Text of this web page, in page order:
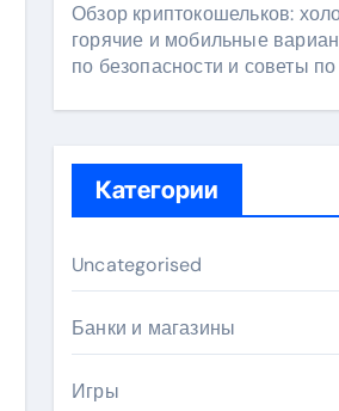
Обзор криптокошельков:
горячие и мобильные
по безопасности и советы
Категории
Uncategorised
Банки и магазины
Игры